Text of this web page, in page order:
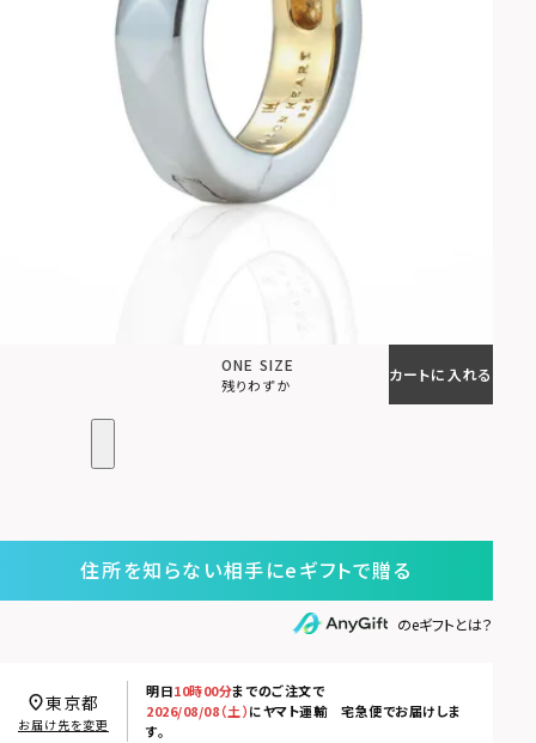
ONE SIZE
残りわずか
カートに入れる
住所を知らない相手にeギフトで贈る
のeギフトとは？
明日10時00分までのご注文で
2026/08/08（土）にヤマト運輸 宅急便でお届けしま
す。
東京都
お届け先を変更